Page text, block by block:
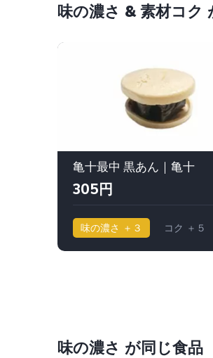
味の濃さ & 素材コク
亀十最中 黒あん｜亀十
305円
味の濃さ ＋３ コク ＋５
味の濃さ が同じ食品